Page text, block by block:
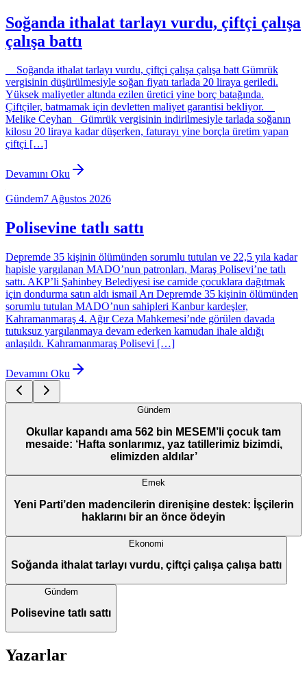
Soğanda ithalat tarlayı vurdu, çiftçi çalışa
çalışa battı
Soğanda ithalat tarlayı vurdu, çiftçi çalışa çalışa batt Gümrük
vergisinin düşürülmesiyle soğan fiyatı tarlada 20 liraya geriledi.
Yüksek maliyetler altında ezilen üretici yine borç batağında.
Çiftçiler, batmamak için devletten maliyet garantisi bekliyor.
Melike Ceyhan Gümrük vergisinin indirilmesiyle tarlada soğanın
kilosu 20 liraya kadar düşerken, faturayı yine borçla üretim yapan
çiftçi […]
Devamını Oku
Gündem7 Ağustos 2026
Polisevine tatlı sattı
Depremde 35 kişinin ölümünden sorumlu tutulan ve 22,5 yıla kadar
hapisle yargılanan MADO’nun patronları, Maraş Polisevi’ne tatlı
sattı. AKP’li Şahinbey Belediyesi ise camide çocuklara dağıtmak
için dondurma satın aldı ismail Arı Depremde 35 kişinin ölümünden
sorumlu tutulan MADO’nun sahipleri Kanbur kardeşler,
Kahramanmaraş 4. Ağır Ceza Mahkemesi’nde görülen davada
tutuksuz yargılanmaya devam ederken kamudan ihale aldığı
anlaşıldı. Kahramanmaraş Polisevi […]
Devamını Oku
Gündem
Okullar kapandı ama 562 bin MESEM’li çocuk tam
mesaide: ‘Hafta sonlarımız, yaz tatillerimiz bizimdi,
elimizden aldılar’
Emek
Yeni Parti’den madencilerin direnişine destek: İşçilerin
haklarını bir an önce ödeyin
Ekonomi
Soğanda ithalat tarlayı vurdu, çiftçi çalışa çalışa battı
Gündem
Polisevine tatlı sattı
Yazarlar